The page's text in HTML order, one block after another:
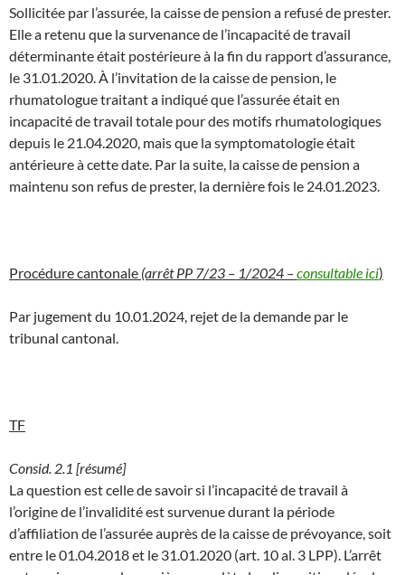
Sollicitée par l’assurée, la caisse de pension a refusé de prester.
Elle a retenu que la survenance de l’incapacité de travail
déterminante était postérieure à la fin du rapport d’assurance,
le 31.01.2020. À l’invitation de la caisse de pension, le
rhumatologue traitant a indiqué que l’assurée était en
incapacité de travail totale pour des motifs rhumatologiques
depuis le 21.04.2020, mais que la symptomatologie était
antérieure à cette date. Par la suite, la caisse de pension a
maintenu son refus de prester, la dernière fois le 24.01.2023.
Procédure cantonale (arrêt PP 7/23 – 1/2024 –consultable ici)
Par jugement du 10.01.2024, rejet de la demande par le
tribunal cantonal.
TF
Consid. 2.1 [résumé]
La question est celle de savoir si l’incapacité de travail à
l’origine de l’invalidité est survenue durant la période
d’affiliation de l’assurée auprès de la caisse de prévoyance, soit
entre le 01.04.2018 et le 31.01.2020 (art. 10 al. 3 LPP). L’arrêt